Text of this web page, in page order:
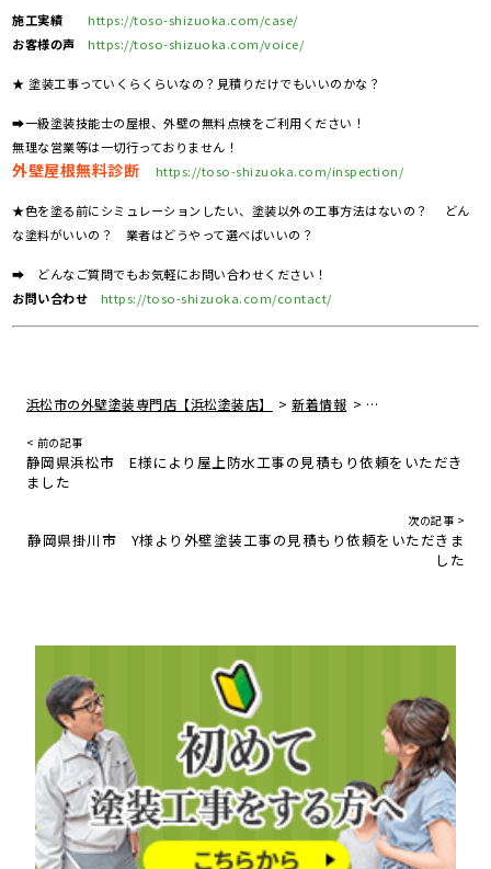
施工実績
https://toso-shizuoka.com/case/
お客様の声
https://toso-shizuoka.com/voice/
★ 塗装工事っていくらくらいなの？見積りだけでもいいのかな？
➡一級塗装技能士の屋根、外壁の無料点検をご利用ください！
無理な営業等は一切行っておりません！
外壁屋根無料診断 https://toso-shizuoka.com/inspection/
★色を塗る前にシミュレーションしたい、塗装以外の工事方法はないの？ どん
な塗料がいいの？ 業者はどうやって選べばいいの？
➡ どんなご質問でもお気軽にお問い合わせください！
お問い合わせ
https://toso-shizuoka.com/contact/
浜松市の外壁塗装専門店【浜松塗装店】 >新着情報 > 静岡県浜松市 U様
< 前の記事
静岡県浜松市 E様により屋上防水工事の見積もり依頼をいただき
ました
次の記事 >
静岡県掛川市 Y様より外壁塗装工事の見積もり依頼をいただきま
した